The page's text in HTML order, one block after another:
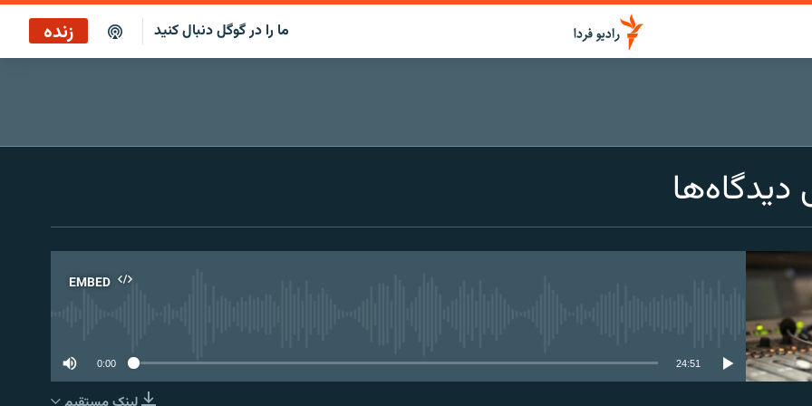
ما را در گوگل دنبال کنید زنده
دیدگاه‌ها
EMBED
0:00 24:51